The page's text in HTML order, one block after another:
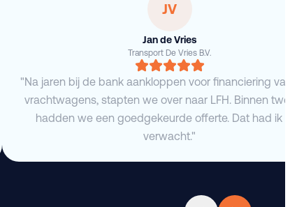
JV
Jan de Vries
Transport De Vries B.V.
"Na jaren bij de bank aankloppen voor financiering van
vrachtwagens, stapten we over naar LFH. Binnen twee
hadden we een goedgekeurde offerte. Dat had ik niet
verwacht."